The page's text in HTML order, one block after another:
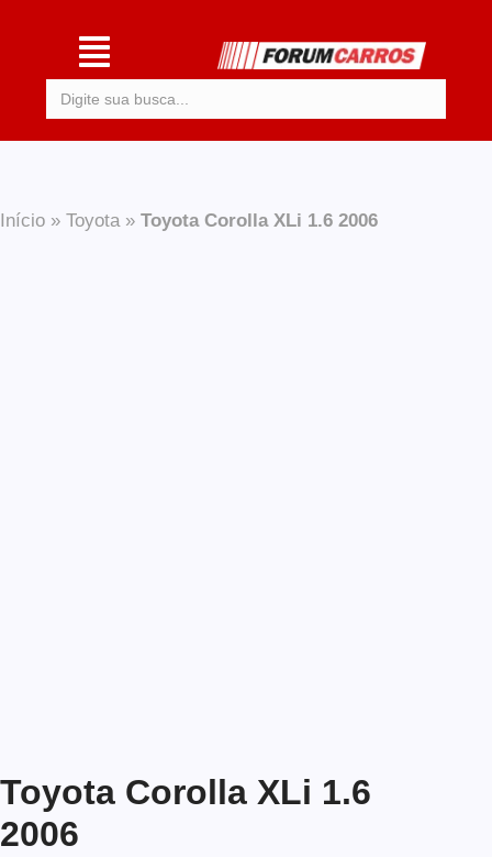
Início » Toyota» Toyota Corolla XLi 1.6 2006
Toyota Corolla XLi 1.6
2006